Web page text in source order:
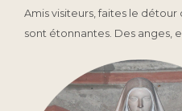
Amis visiteurs, faites le
sont étonnantes. Des anges,